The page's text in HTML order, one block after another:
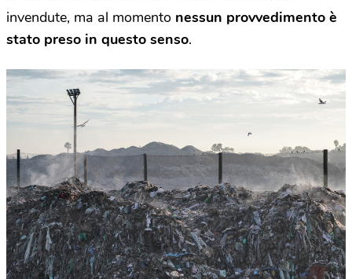
invendute, ma al momento nessun provvedimento è
stato preso in questo senso.